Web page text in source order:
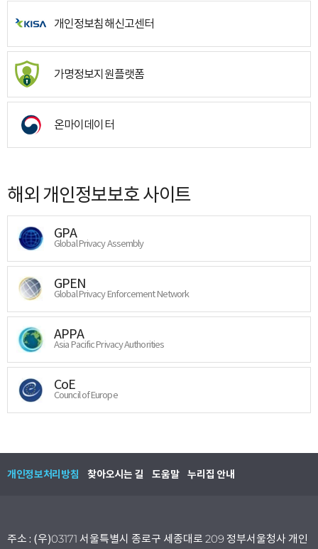
개인정보침해신고센터
가명정보지원플랫폼
온마이데이터
해외 개인정보보호 사이트
GPA
Global Privacy Assembly
GPEN
Global Privacy Enforcement Network
APPA
Asia Pacific Privacy Authorities
CoE
Council of Europe
개인정보처리방침 찾아오시는 길 도움말 누리집 안내
주소 : (우)03171 서울특별시 종로구 세종대로 209 정부서울청사 개인